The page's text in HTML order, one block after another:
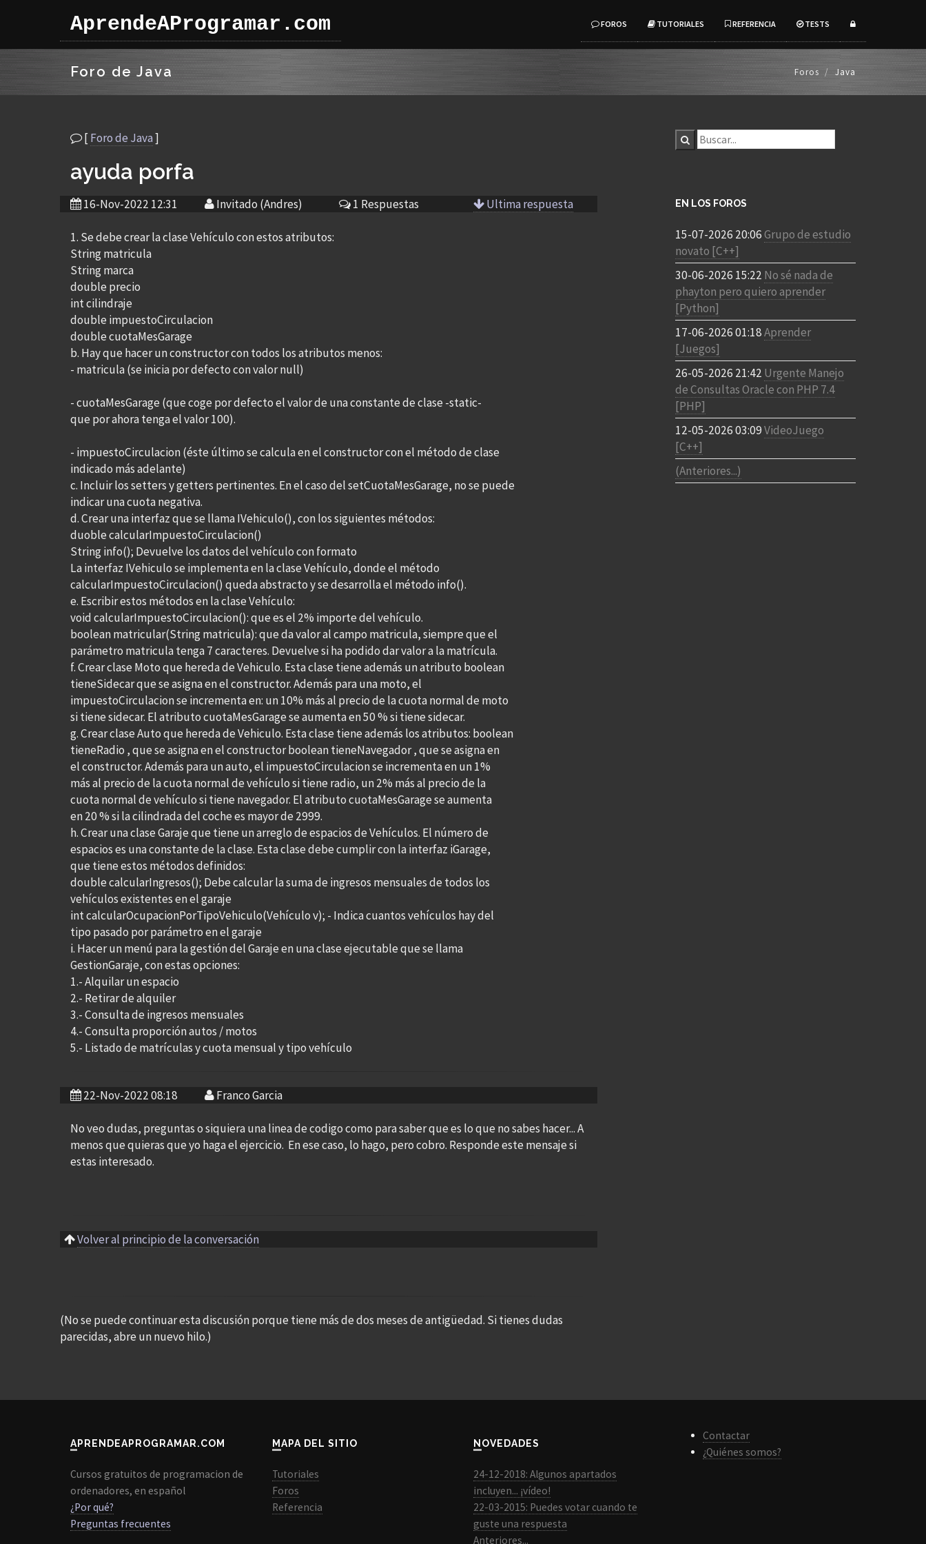
AprendeAProgramar.com FOROS TUTORIALES REFERENCIA TESTS
Foro de Java Foros Java
[Foro de Java]
ayuda porfa
16-Nov-2022 12:31 Invitado (Andres) 1 Respuestas Ultima respuesta
1. Se debe crear la clase Vehículo con estos atributos:
String matricula
String marca
double precio
int cilindraje
double impuestoCirculacion
double cuotaMesGarage
b. Hay que hacer un constructor con todos los atributos menos:
- matricula (se inicia por defecto con valor null)
- cuotaMesGarage (que coge por defecto el valor de una constante de clase -static-
que por ahora tenga el valor 100).
- impuestoCirculacion (éste último se calcula en el constructor con el método de clase
indicado más adelante)
c. Incluir los setters y getters pertinentes. En el caso del setCuotaMesGarage, no se puede
indicar una cuota negativa.
d. Crear una interfaz que se llama IVehiculo(), con los siguientes métodos:
duoble calcularImpuestoCirculacion()
String info(); Devuelve los datos del vehículo con formato
La interfaz IVehiculo se implementa en la clase Vehículo, donde el método
calcularImpuestoCirculacion() queda abstracto y se desarrolla el método info().
e. Escribir estos métodos en la clase Vehículo:
void calcularImpuestoCirculacion(): que es el 2% importe del vehículo.
boolean matricular(String matricula): que da valor al campo matricula, siempre que el
parámetro matricula tenga 7 caracteres. Devuelve si ha podido dar valor a la matrícula.
f. Crear clase Moto que hereda de Vehiculo. Esta clase tiene además un atributo boolean
tieneSidecar que se asigna en el constructor. Además para una moto, el
impuestoCirculacion se incrementa en: un 10% más al precio de la cuota normal de moto
si tiene sidecar. El atributo cuotaMesGarage se aumenta en 50 % si tiene sidecar.
g. Crear clase Auto que hereda de Vehiculo. Esta clase tiene además los atributos: boolean
tieneRadio , que se asigna en el constructor boolean tieneNavegador , que se asigna en
el constructor. Además para un auto, el impuestoCirculacion se incrementa en un 1%
más al precio de la cuota normal de vehículo si tiene radio, un 2% más al precio de la
cuota normal de vehículo si tiene navegador. El atributo cuotaMesGarage se aumenta
en 20 % si la cilindrada del coche es mayor de 2999.
h. Crear una clase Garaje que tiene un arreglo de espacios de Vehículos. El número de
espacios es una constante de la clase. Esta clase debe cumplir con la interfaz iGarage,
que tiene estos métodos definidos:
double calcularIngresos(); Debe calcular la suma de ingresos mensuales de todos los
vehículos existentes en el garaje
int calcularOcupacionPorTipoVehiculo(Vehículo v); - Indica cuantos vehículos hay del
tipo pasado por parámetro en el garaje
i. Hacer un menú para la gestión del Garaje en una clase ejecutable que se llama
GestionGaraje, con estas opciones:
1.- Alquilar un espacio
2.- Retirar de alquiler
3.- Consulta de ingresos mensuales
4.- Consulta proporción autos / motos
5.- Listado de matrículas y cuota mensual y tipo vehículo
22-Nov-2022 08:18 Franco Garcia
No veo dudas, preguntas o siquiera una linea de codigo como para saber que es lo que no sabes hacer... A
menos que quieras que yo haga el ejercicio. En ese caso, lo hago, pero cobro. Responde este mensaje si
estas interesado.
Volver al principio de la conversación
(No se puede continuar esta discusión porque tiene más de dos meses de antigüedad. Si tienes dudas
parecidas, abre un nuevo hilo.)
EN LOS FOROS
15-07-2026 20:06Grupo de estudio
novato [C++]
30-06-2026 15:22 No sé nada de
phayton pero quiero aprender
[Python]
17-06-2026 01:18Aprender
[Juegos]
26-05-2026 21:42 Urgente Manejo
de Consultas Oracle con PHP 7.4
[PHP]
12-05-2026 03:09VideoJuego
[C++]
(Anteriores...)
APRENDEAPROGRAMAR.COM
Cursos gratuitos de programacion de
ordenadores, en español
¿Por qué?
Preguntas frecuentes
MAPA DEL SITIO
Tutoriales
Foros
Referencia
NOVEDADES
24-12-2018: Algunos apartados
incluyen... ¡vídeo!
22-03-2015: Puedes votar cuando te
guste una respuesta
Anteriores...
Contactar
¿Quiénes somos?